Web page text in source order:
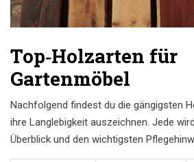
Top‑Holzarten für
Gartenmöbel
Nachfolgend findest du die gängigsten
ihre Langlebigkeit auszeichnen. Jede
Überblick und den wichtigsten